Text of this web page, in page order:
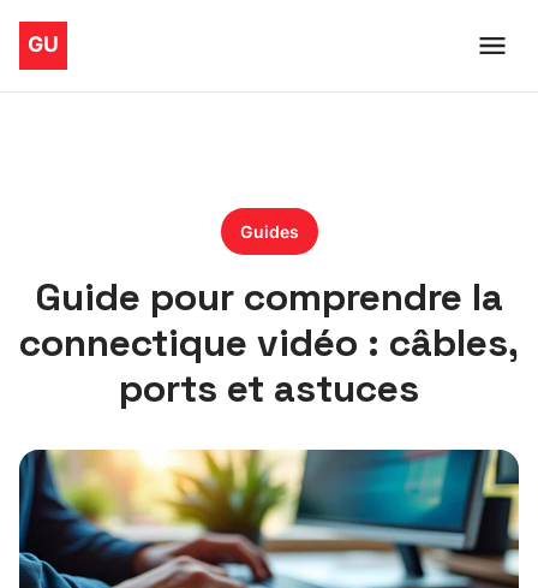
Guides
Guide pour comprendre la
connectique vidéo : câbles,
ports et astuces